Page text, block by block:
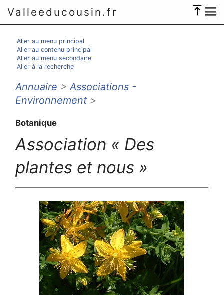
Valleeducousin.fr
Aller au menu principal
Aller au contenu principal
Aller au menu secondaire
Aller à la recherche
Annuaire >Associations -
Environnement >
Botanique
Association « Des
plantes et nous »